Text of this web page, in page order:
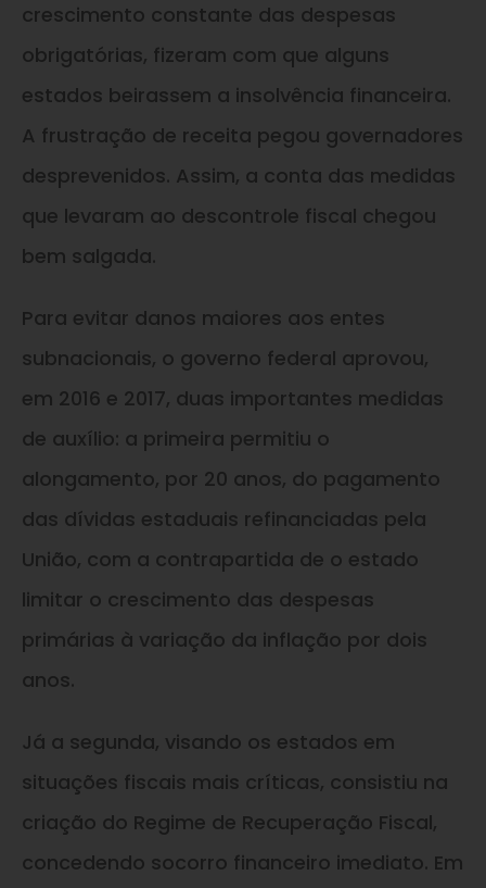
crescimento constante das despesas
obrigatórias, fizeram com que alguns
estados beirassem a insolvência financeira.
A frustração de receita pegou governadores
desprevenidos. Assim, a conta das medidas
que levaram ao descontrole fiscal chegou
bem salgada.
Para evitar danos maiores aos entes
subnacionais, o governo federal aprovou,
em 2016 e 2017, duas importantes medidas
de auxílio: a primeira permitiu o
alongamento, por 20 anos, do pagamento
das dívidas estaduais refinanciadas pela
União, com a contrapartida de o estado
limitar o crescimento das despesas
primárias à variação da inflação por dois
anos.
Já a segunda, visando os estados em
situações fiscais mais críticas, consistiu na
criação do Regime de Recuperação Fiscal,
concedendo socorro financeiro imediato. Em